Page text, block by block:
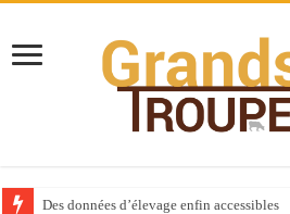
Des données d’élevage enfin accessibles